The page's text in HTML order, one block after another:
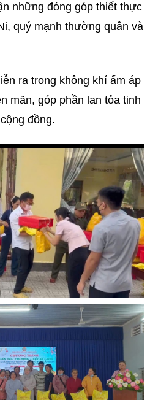
những đóng góp thiết thực
quý mạnh thường quân và
ra trong không khí ấm áp
mãn, góp phần lan tỏa tinh
đồng.